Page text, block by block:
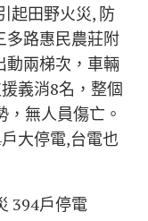
起田野火災, 防
多路惠民農莊附
動兩梯次，車輛
義消8名，整個
無人員傷亡。
大停電,台電也